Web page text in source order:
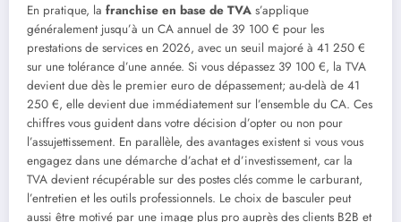
En pratique, la franchise en base de TVA s’applique
généralement jusqu’à un CA annuel de 39 100 € pour les
prestations de services en 2026, avec un seuil majoré à 41 250 €
sur une tolérance d’une année. Si vous dépassez 39 100 €, la TVA
devient due dès le premier euro de dépassement; au-delà de 41
250 €, elle devient due immédiatement sur l’ensemble du CA. Ces
chiffres vous guident dans votre décision d’opter ou non pour
l’assujettissement. En parallèle, des avantages existent si vous vous
engagez dans une démarche d’achat et d’investissement, car la
TVA devient récupérable sur des postes clés comme le carburant,
l’entretien et les outils professionnels. Le choix de basculer peut
aussi être motivé par une image plus pro auprès des clients B2B et